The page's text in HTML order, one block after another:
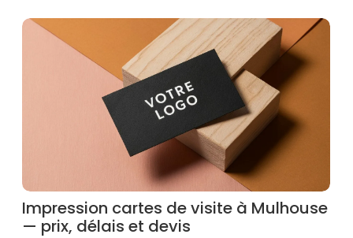
Impression cartes de visite à Mulhouse
— prix, délais et devis